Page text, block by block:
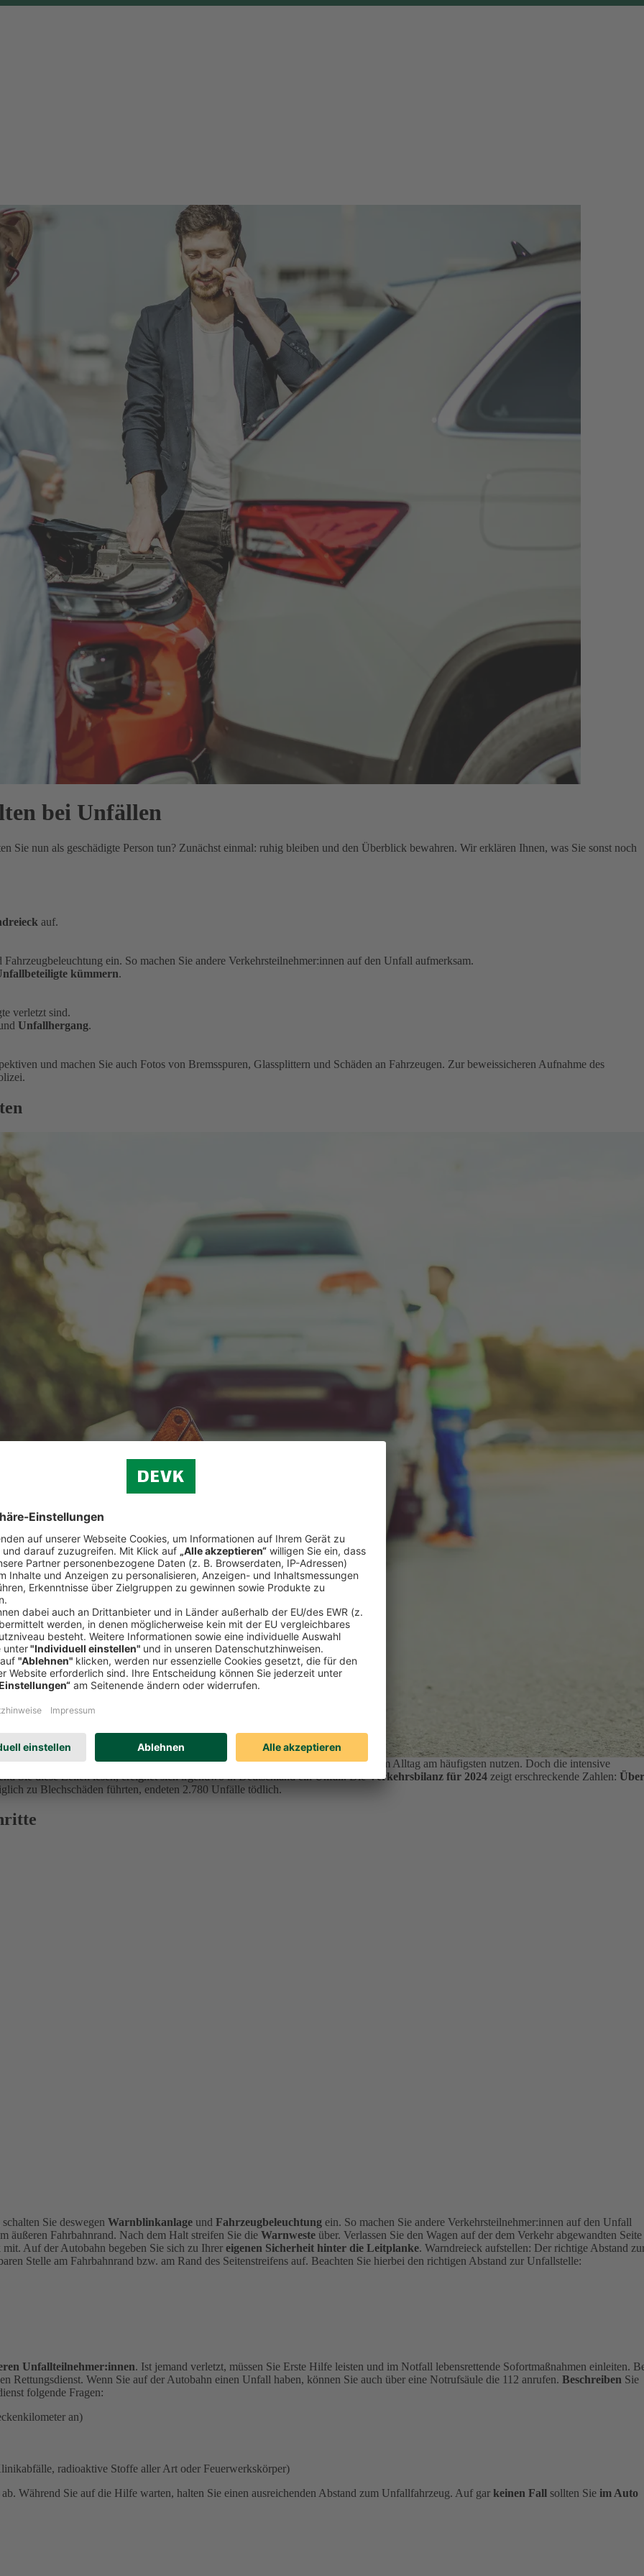
bei Unfällen
Sie nun als geschädigte Person tun? Zunächst einmal: ruhig bleiben und den Überblick bewahren. Wir erklären Ihnen, was Sie sonst noch
auf.
ein. So machen Sie andere Verkehrsteilnehmer:innen auf den Unfall aufmerksam.
kümmern.
verletzt sind.
Unfallhergang.
und machen Sie auch Fotos von Bremsspuren, Glassplittern und Schäden an Fahrzeugen. Zur beweissicheren Aufnahme des
TÜV-Studie aus dem Jahr 2024 ergab, dass 68 Prozent der Befragten ihr Auto im Alltag am häufigsten nutzen. Doch die intensive
Sie diese Zeilen lesen, ereignet sich irgendwo in Deutschland ein Unfall. DieVerkehrsbilanz für 2024 zeigt erschreckende Zahlen: Über
zu Blechschäden führten, endeten 2.780 Unfälle tödlich.
Sie deswegen Warnblinkanlage und Fahrzeugbeleuchtung ein. So machen Sie andere Verkehrsteilnehmer:innen auf den Unfall
äußeren Fahrbahnrand. Nach dem Halt streifen Sie die Warnweste über. Verlassen Sie den Wagen auf der dem Verkehr abgewandten Seite
Auf der Autobahn begeben Sie sich zu Ihrer eigenen Sicherheit hinter die Leitplanke. Warndreieck aufstellen: Der richtige Abstand
Stelle am Fahrbahnrand bzw. am Rand des Seitenstreifens auf. Beachten Sie hierbei den richtigen Abstand zur Unfallstelle:
Unfallteilnehmer:innen. Ist jemand verletzt, müssen Sie Erste Hilfe leisten und im Notfall lebensrettende Sofortmaßnahmen einleiten.
Rettungsdienst. Wenn Sie auf der Autobahn einen Unfall haben, können Sie auch über eine Notrufsäule die 112 anrufen. Beschreiben Sie
folgende Fragen:
an)
radioaktive Stoffe aller Art oder Feuerwerkskörper)
ab. Während Sie auf die Hilfe warten, halten Sie einen ausreichenden Abstand zum Unfallfahrzeug. Auf gar keinen Fall sollten Sie im Auto